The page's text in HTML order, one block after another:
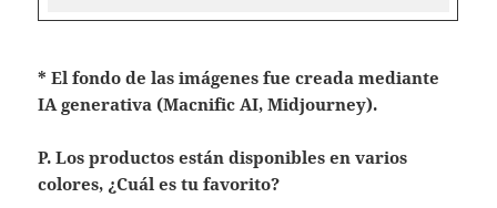
* El fondo de las imágenes fue creada mediante
IA generativa (Macnific AI, Midjourney).
P. Los productos están disponibles en varios
colores, ¿Cuál es tu favorito?